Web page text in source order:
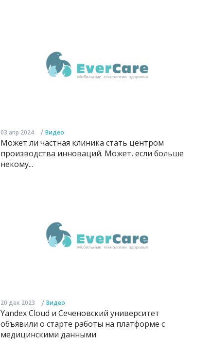
03 апр 2024 / Видео
Может ли частная клиника стать центром
производства инноваций. Может, если больше
некому...
20 дек 2023 / Видео
Yandex Cloud и Сеченовский университет
объявили о старте работы на платформе с
медицинскими данными